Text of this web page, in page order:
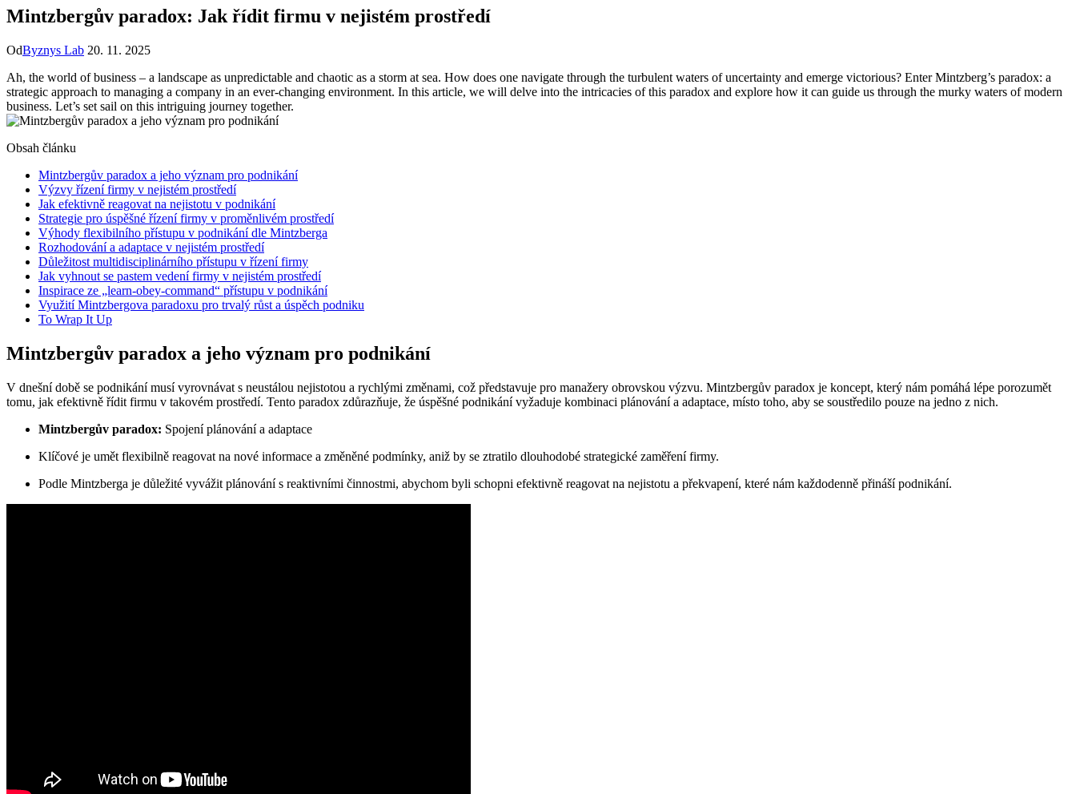
Mintzbergův paradox: Jak řídit firmu v nejistém prostředí
OdByznys Lab 20. 11. 2025
Ah, the world of business – a landscape as unpredictable and chaotic as a storm at sea. How does one navigate through the turbulent waters of uncertainty and emerge victorious? Enter Mintzberg’s paradox: a
strategic approach to managing a company in an ever-changing environment. In this article, we will delve into the intricacies of this paradox and explore how it can guide us through the murky waters of modern
business. Let’s set sail on this intriguing journey together.
Obsah článku
Mintzbergův paradox a jeho význam pro podnikání
Výzvy řízení firmy v nejistém prostředí
Jak efektivně reagovat na nejistotu v podnikání
Strategie pro úspěšné řízení firmy v proměnlivém prostředí
Výhody flexibilního přístupu v podnikání dle Mintzberga
Rozhodování a adaptace v nejistém prostředí
Důležitost multidisciplinárního přístupu v řízení firmy
Jak vyhnout se pastem vedení firmy v nejistém prostředí
Inspirace ze „learn-obey-command“ přístupu v podnikání
Využití Mintzbergova paradoxu pro trvalý růst a úspěch podniku
To Wrap It Up
Mintzbergův paradox a jeho význam pro podnikání
V dnešní době se podnikání musí vyrovnávat s neustálou nejistotou a rychlými změnami, což představuje pro manažery obrovskou výzvu. Mintzbergův paradox je koncept, který nám pomáhá lépe porozumět
tomu, jak efektivně řídit firmu v takovém prostředí. Tento paradox zdůrazňuje, že úspěšné podnikání vyžaduje kombinaci plánování a adaptace, místo toho, aby se soustředilo pouze na jedno z nich.
Mintzbergův paradox: Spojení plánování a adaptace
Klíčové je umět flexibilně reagovat na nové informace a změněné podmínky, aniž by se ztratilo dlouhodobé strategické zaměření firmy.
Podle Mintzberga je důležité vyvážit plánování s reaktivními činnostmi, abychom byli schopni efektivně reagovat na nejistotu a překvapení, které nám každodenně přináší podnikání.